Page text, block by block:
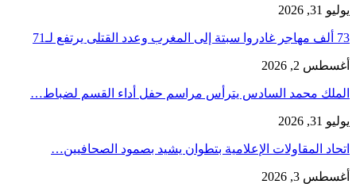
يوليو 31, 2026
73 ألف مهاجر غادروا سبتة إلى المغرب وعدد القتلى يرتفع لـ71
أغسطس 2, 2026
الملك محمد السادس يترأس مراسم حفل أداء القسم لضباط…
يوليو 31, 2026
اتحاد المقاولات الإعلامية بتطوان يشيد بصمود الصحافيين…
أغسطس 3, 2026